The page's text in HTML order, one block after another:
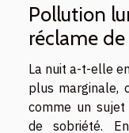
Pollution
réclame de
La nuit a-t-elle
plus marginale,
comme un sujet
de sobriété.